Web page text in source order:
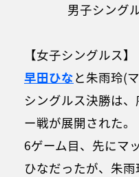
男子シング
【女子シングルス】
早田ひなと朱雨玲(
シングルス決勝は
ー戦が展開された。
6ゲーム目、先にマ
ひなだったが、朱